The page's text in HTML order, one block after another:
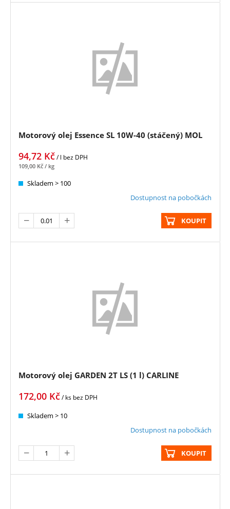
Motorový olej Essence SL 10W-40 (stáčený) MOL
94,72 Kč/ l bez DPH
109,00 Kč / kg
Skladem > 100
Dostupnost na pobočkách
KOUPIT
Motorový olej GARDEN 2T LS (1 l) CARLINE
172,00 Kč/ ks bez DPH
Skladem > 10
Dostupnost na pobočkách
KOUPIT